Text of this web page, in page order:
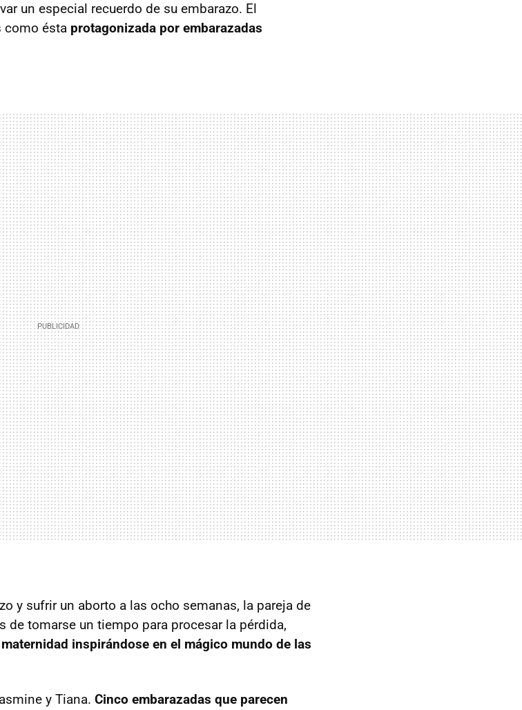
un especial recuerdo de su embarazo. El
como ésta protagonizada por embarazadas
y sufrir un aborto a las ocho semanas, la pareja de
de tomarse un tiempo para procesar la pérdida,
inspirándose en el mágico mundo de las
y Tiana. Cinco embarazadas que parecen